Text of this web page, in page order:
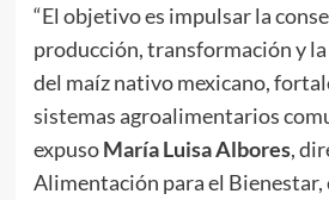
“El objetivo es impulsar la
producción, transformación y
del maíz nativo mexicano,
sistemas agroalimentarios
expusoMaría Luisa Albores,
Alimentación para el Bienestar,